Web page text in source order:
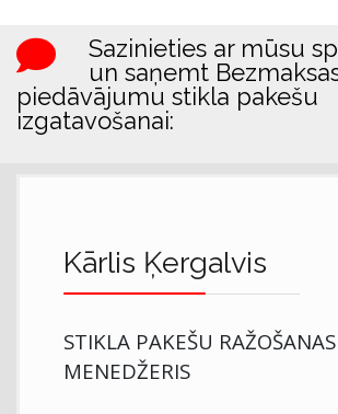
Sazinieties ar mūsu
un saņemt
piedāvājumu stikla pakešu
izgatavošanai:
Kārlis Ķergalvis
STIKLA PAKEŠU RAŽOŠANAS
MENEDŽERIS